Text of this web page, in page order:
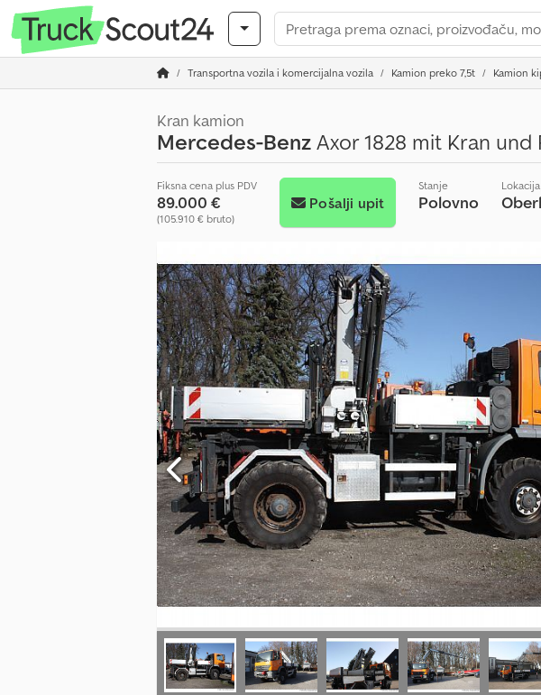
Transportna vozila i komercijalna vozila Kamion preko 7,5t Kamion
Kran kamion
Mercedes-BenzAxor 1828 mit Kran
Fiksna cena plus PDV
89.000 €
(105.910 € bruto)
Pošalji upit
Stanje
Polovno
Lokacija